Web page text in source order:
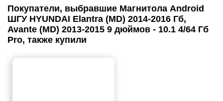
Покупатели, выбравшие Магнитола Android
ШГУ HYUNDAI Elantra (MD) 2014-2016 Гб,
Avante (MD) 2013-2015 9 дюймов - 10.1 4/64 Гб
Pro, также купили